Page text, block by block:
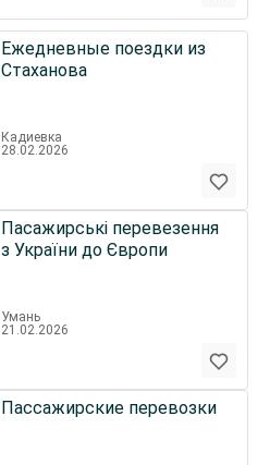
Ежедневные поездки из
Стаханова
Кадиевка
28.02.2026
Пасажирські перевезення
з України до Європи
Умань
21.02.2026
Пассажирские перевозки